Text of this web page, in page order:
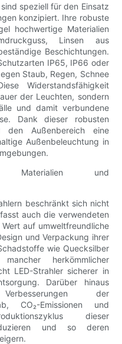
speziell für den Einsatz
konzipiert. Ihre robuste
hochwertige Materialien
Linsen aus
Beschichtungen.
IP65, IP66 oder
Staub, Regen, Schnee
Widerstandsfähigkeit
der Leuchten, sondern
und damit verbundene
Dank dieser robusten
den Außenbereich eine
Außenbeleuchtung in
Materialien und
beschränkt sich nicht
auch die verwendeten
auf umweltfreundliche
und Verpackung ihrer
wie Quecksilber
herkömmlicher
LED-Strahler sicherer in
Darüber hinaus
der
CO₂-Emissionen und
dieser
und so deren